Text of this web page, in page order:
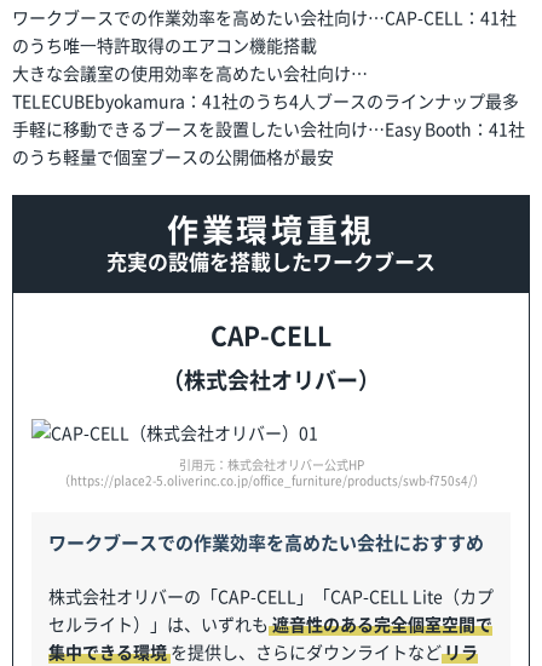
ワークブースでの作業効率を高めたい会社向け…CAP-CELL：41社
のうち唯⼀特許取得のエアコン機能搭載
大きな会議室の使用効率を高めたい会社向け…
TELECUBEbyokamura：41社のうち4⼈ブースのラインナップ最多
手軽に移動できるブースを設置したい会社向け…Easy Booth：41社
のうち軽量で個室ブースの公開価格が最安
作業環境重視
充実の設備を搭載したワークブース
CAP-CELL
（株式会社オリバー）
引用元：株式会社オリバー公式HP
（https://place2-5.oliverinc.co.jp/office_furniture/products/swb-f750s4/）
ワークブースでの作業効率を高めたい会社におすすめ
株式会社オリバーの「CAP-CELL」「CAP-CELL Lite（カプ
セルライト）」は、いずれも 遮音性のある完全個室空間で
集中できる環境を提供し、さらにダウンライトなどリラ